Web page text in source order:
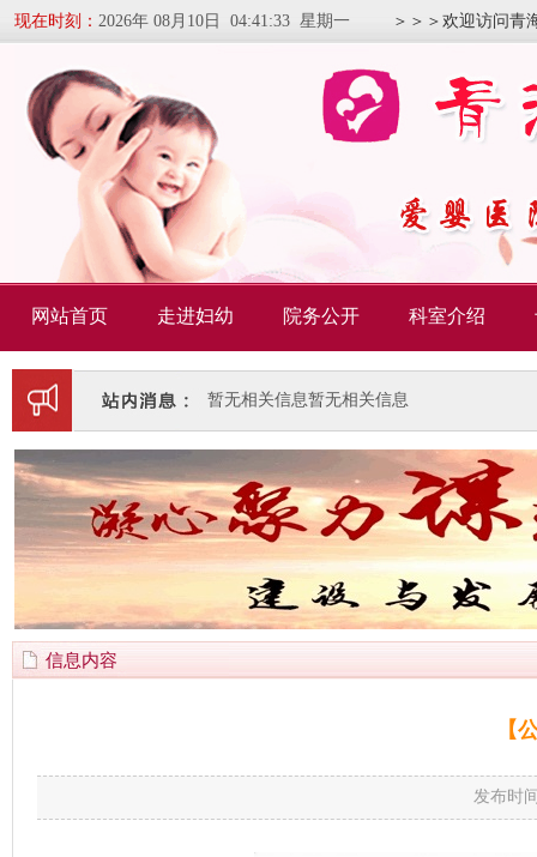
现在时刻： 2026年 08月10日 04:41:34 星期一 ＞＞＞欢迎访问青
网站首页 走进妇幼 院务公开 科室介绍
暂无相关信息暂无相关信息
信息内容
【
发布时